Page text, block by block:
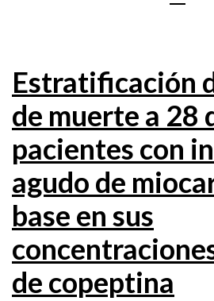
Estratificación
de muerte a 28
pacientes con
agudo de
base en sus
de copeptina